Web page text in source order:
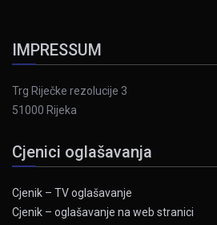
IMPRESSUM
Trg Riječke rezolucije 3
51000 Rijeka
Cjenici oglašavanja
Cjenik – TV oglašavanje
Cjenik – oglašavanje na web stranici